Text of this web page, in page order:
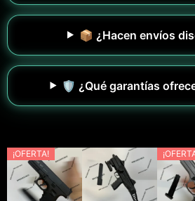
📦 ¿Hacen envíos
🛡️ ¿Qué garantías
¡OFERTA!